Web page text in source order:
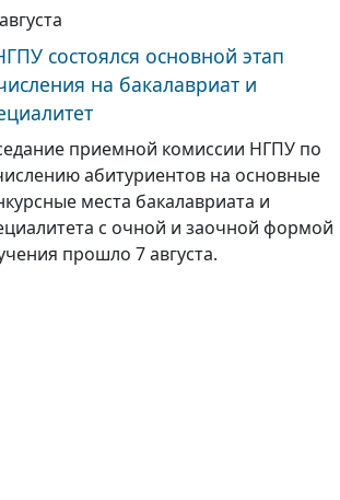
состоялся основной этап
на бакалавриат и
приемной комиссии НГПУ по
абитуриентов на основные
места бакалавриата и
с очной и заочной формой
прошло 7 августа.